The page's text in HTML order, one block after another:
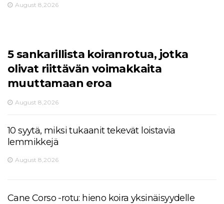
August 8,2026
5 sankarillista koiranrotua, jotka
olivat riittävän voimakkaita
muuttamaan eroa
August 8,2026
10 syytä, miksi tukaanit tekevät loistavia
lemmikkejä
August 8,2026
Cane Corso -rotu: hieno koira yksinäisyydelle